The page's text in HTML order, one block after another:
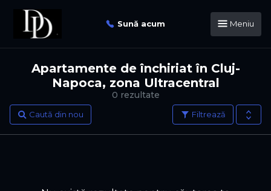
Sună acum Meniu
0 rezultate
Apartamente de închiriat în Cluj-
Napoca, zona Ultracentral
Filtrează
Caută din nou